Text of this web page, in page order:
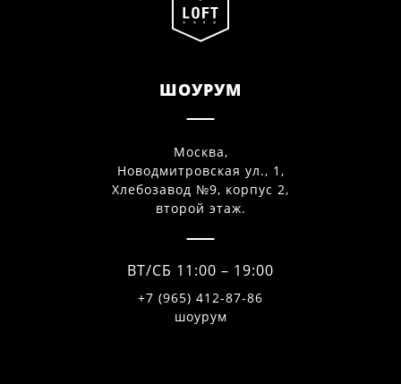
ШОУРУМ
Москва,
Новодмитровская ул., 1,
Хлебозавод №9, корпус 2,
второй этаж.
ВТ/СБ 11:00 – 19:00
+7 (965) 412-87-86
шоурум